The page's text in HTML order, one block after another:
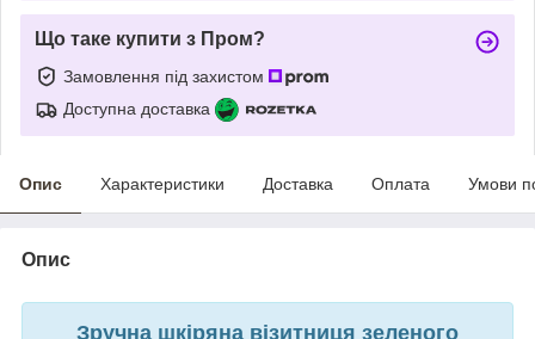
Що таке купити з Пром?
Замовлення під захистом
Доступна доставка
Опис Характеристики Доставка Оплата Умови
Опис
Зручна шкіряна візитниця зеленого